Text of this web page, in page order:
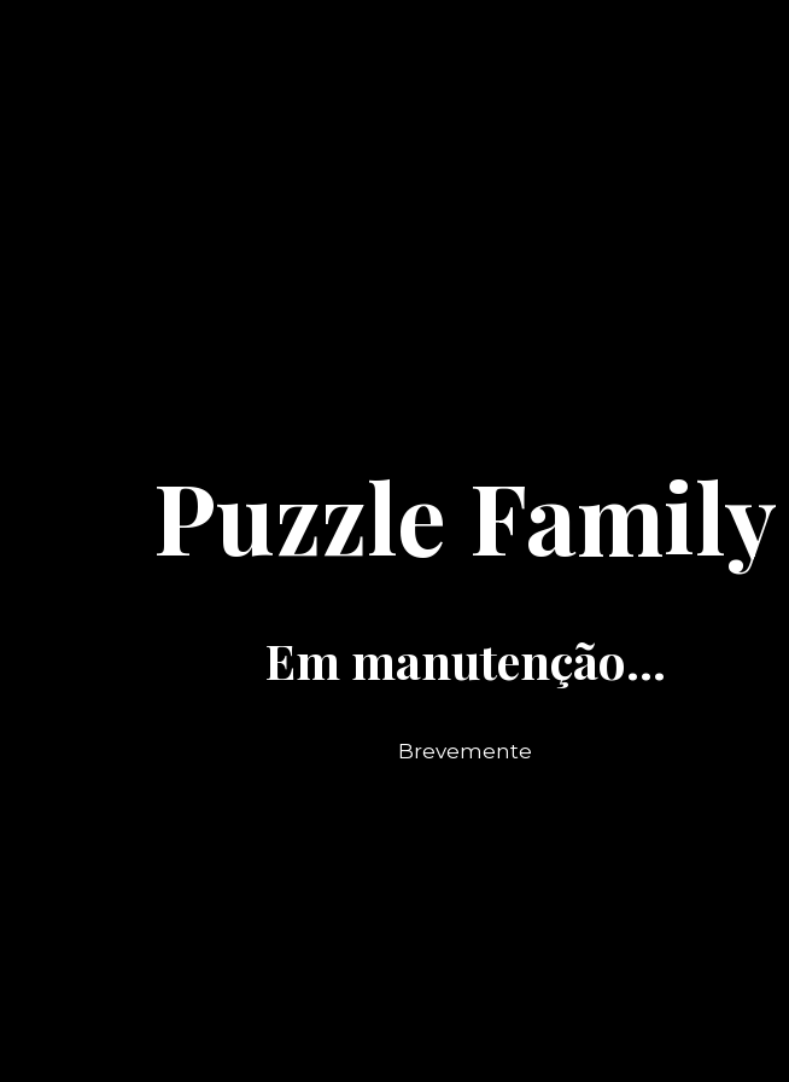
Puzzle Family
Em manutenção...
Brevemente